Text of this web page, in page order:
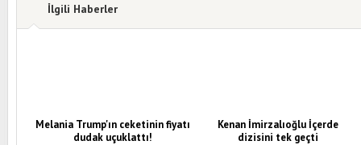
İlgili Haberler
Melania Trump'ın ceketinin fiyatı
dudak uçuklattı!
Kenan İmirzalıoğlu İçerde
dizisini tek geçti